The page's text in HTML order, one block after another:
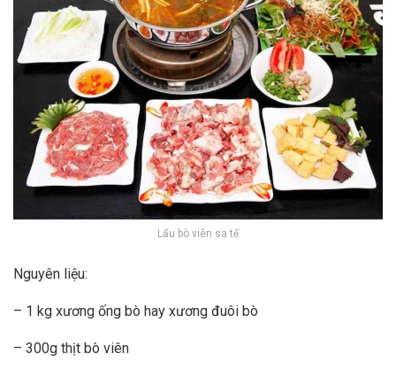
Lẩu bò viên sa tế
Nguyên liệu:
– 1 kg xương ống bò hay xương đuôi bò
– 300g thịt bò viên